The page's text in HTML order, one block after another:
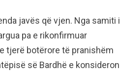
javës që vjen. Nga samiti i
pa e rikonfirmuar
tjerë botërore të pranishëm
së Bardhë e konsideron